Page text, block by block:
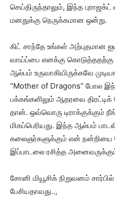
செய்திருந்தாலும், இந்த
மனதுக்கு நெருக்கமான ஒன்று.
கிட் சாந்தே உங்கள் அற்புதமான
வாய்ப்பை எனக்கு
ஆல்பம் உருவாகியிருக்கவே
“Mother of Dragons” போல
பக்கங்களிலும் ஆதரவை
தான். ஒவ்வொரு டிராக்குக்கும்
மிகப்பெரியது. இந்த ஆல்பம்
கலைஞர்களுக்கும் என் நன்றியை
இப்பாடலை ரசித்த
சோனி மியூசிக் நிறுவனம்
பேசியதாவது..,